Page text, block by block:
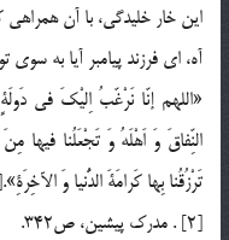
اين خار خليدگي، با آن همراهي
آه، اي فرزند پيامبر آيا به
«اللهم إنّا نَرْغّبُ اِليْكَ في
النِّفاقَ وَ اَهْلَهُ ‌وَ تَجْعَلُنا فيها
تَرْزُقُنا بِها كَرامَةَ الدُّنيا وَ الآخِرَةِ».[1] . كمال‌الدين، شيخ صدوق،
[2] . مدرك پيشين، ص342.